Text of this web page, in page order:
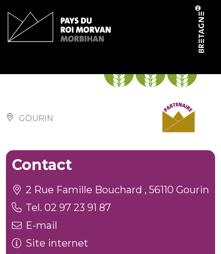
GOURIN
Contact
2 Rue Famille Bouchard , 56110 Gourin
Tel. 02 97 23 91 87
E-mail
Site internet